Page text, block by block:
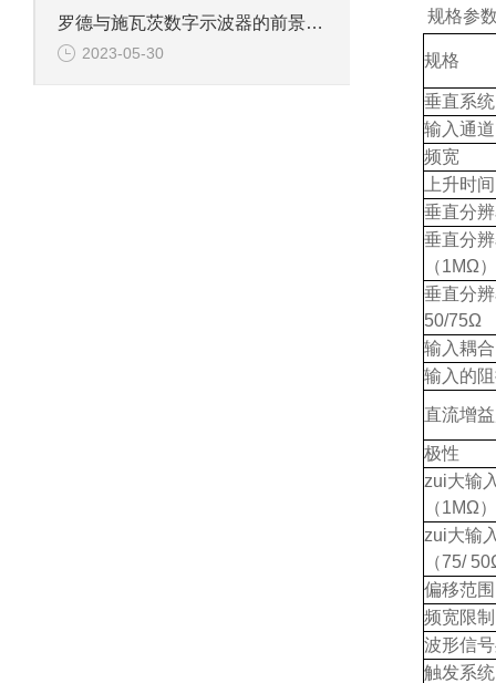
罗德与施瓦茨数字示波器的前景和发展怎样？
2023-05-30
规格参
规格
垂直系统
输入通道
频宽
上升时间
垂直分
垂直分
（1MΩ）
垂直分
50/75Ω
输入耦合
输入的
直流增
极性
zui大输
（1MΩ）
zui大输
（75/
偏移范围
频宽限制
波形信
触发系统